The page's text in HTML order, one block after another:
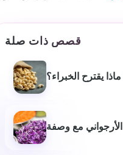
قصص ذات صلة
يقترح الخبراء؟
إنه مفيد
اكتساب المزيد